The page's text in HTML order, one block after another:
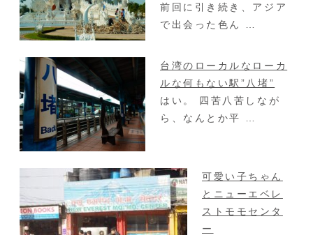
前回に引き続き、アジア
で出会った色ん …
台湾のローカルなローカ
ルな何もない駅”八堵”
はい。 四苦八苦しなが
ら、なんとか平 …
可愛い子ちゃん
とニューエベレ
ストモモセンタ
ー